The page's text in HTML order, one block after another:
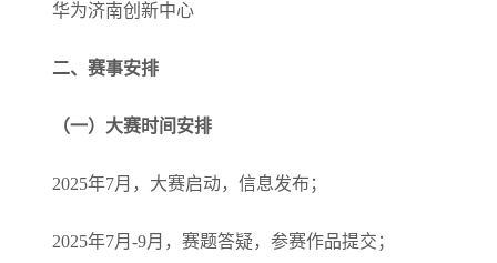
华为济南创新中心
二、赛事安排
（一）大赛时间安排
2025年7月，大赛启动，信息发布；
2025年7月-9月，赛题答疑，参赛作品提交；